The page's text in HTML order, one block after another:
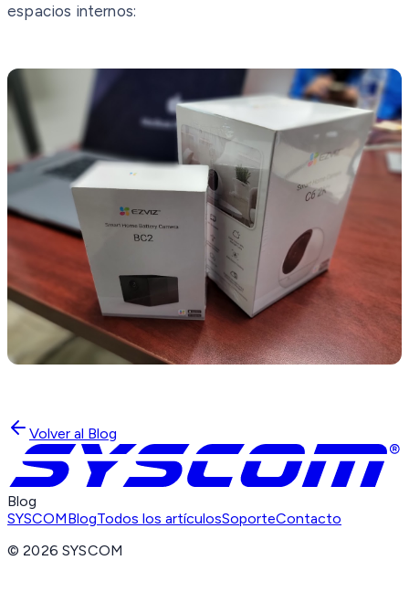
espacios internos:
Volver al Blog
Blog
SYSCOMBlogTodos los artículosSoporteContacto
©2026 SYSCOM